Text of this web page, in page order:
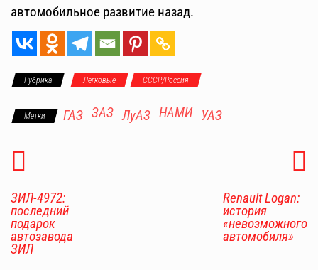
автомобильное развитие назад.
Рубрика Легковые СССР/Россия
Метки ГАЗ ЗАЗ ЛуАЗ НАМИ УАЗ
ЗИЛ-4972:
последний
подарок
автозавода
ЗИЛ
Renault Logan:
история
«невозможного
автомобиля»